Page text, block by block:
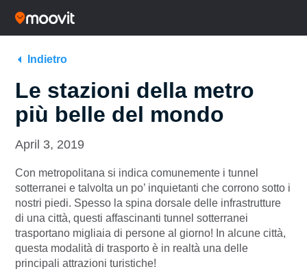
Indietro
Le stazioni della metro
più belle del mondo
April 3, 2019
Con metropolitana si indica comunemente i tunnel
sotterranei e talvolta un po’ inquietanti che corrono sotto i
nostri piedi. Spesso la spina dorsale delle infrastrutture
di una città, questi affascinanti tunnel sotterranei
trasportano migliaia di persone al giorno! In alcune città,
questa modalità di trasporto è in realtà una delle
principali attrazioni turistiche!